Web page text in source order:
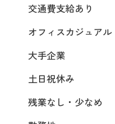
交通費支給あり
オフィスカジュアル
大手企業
土日祝休み
残業なし・少なめ